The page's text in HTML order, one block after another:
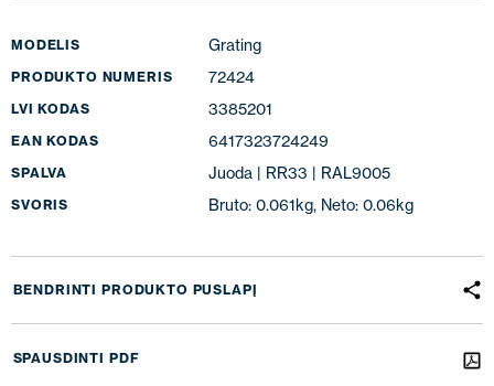
MODELIS Grating
PRODUKTO NUMERIS 72424
LVI KODAS 3385201
EAN KODAS 6417323724249
SPALVA Juoda | RR33 | RAL9005
SVORIS Bruto: 0.061kg, Neto: 0.06kg
BENDRINTI PRODUKTO PUSLAPĮ
SPAUSDINTI PDF